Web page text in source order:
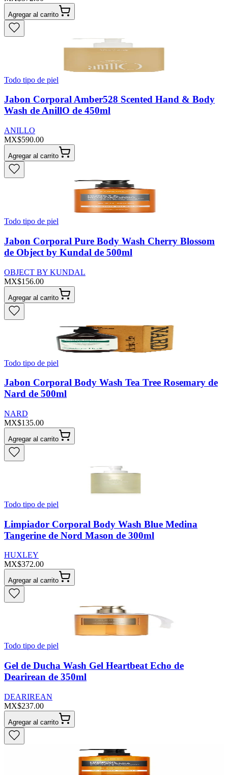
Agregar al carrito
Todo tipo de piel
Jabon Corporal Amber528 Scented Hand & Body
Wash de AnillO de 450ml
ANILLO
MX$590.00
Agregar al carrito
Todo tipo de piel
Jabon Corporal Pure Body Wash Cherry Blossom
de Object by Kundal de 500ml
OBJECT BY KUNDAL
MX$156.00
Agregar al carrito
Todo tipo de piel
Jabon Corporal Body Wash Tea Tree Rosemary de
Nard de 500ml
NARD
MX$135.00
Agregar al carrito
Todo tipo de piel
Limpiador Corporal Body Wash Blue Medina
Tangerine de Nord Mason de 300ml
HUXLEY
MX$372.00
Agregar al carrito
Todo tipo de piel
Gel de Ducha Wash Gel Heartbeat Echo de
Dearirean de 350ml
DEARIREAN
MX$237.00
Agregar al carrito